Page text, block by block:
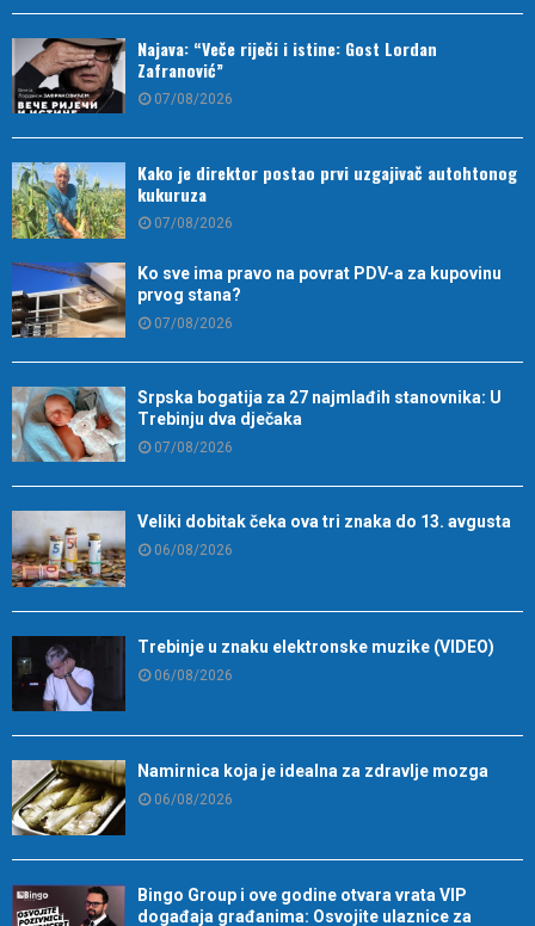
Najava: “Veče riječi i istine: Gost Lordan
Zafranović”
07/08/2026
Kako je direktor postao prvi uzgajivač autohtonog
kukuruza
07/08/2026
Ko sve ima pravo na povrat PDV-a za kupovinu
prvog stana?
07/08/2026
Srpska bogatija za 27 najmlađih stanovnika: U
Trebinju dva dječaka
07/08/2026
Veliki dobitak čeka ova tri znaka do 13. avgusta
06/08/2026
Trebinje u znaku elektronske muzike (VIDEO)
06/08/2026
Namirnica koja je idealna za zdravlje mozga
06/08/2026
Bingo Group i ove godine otvara vrata VIP
događaja građanima: Osvojite ulaznice za